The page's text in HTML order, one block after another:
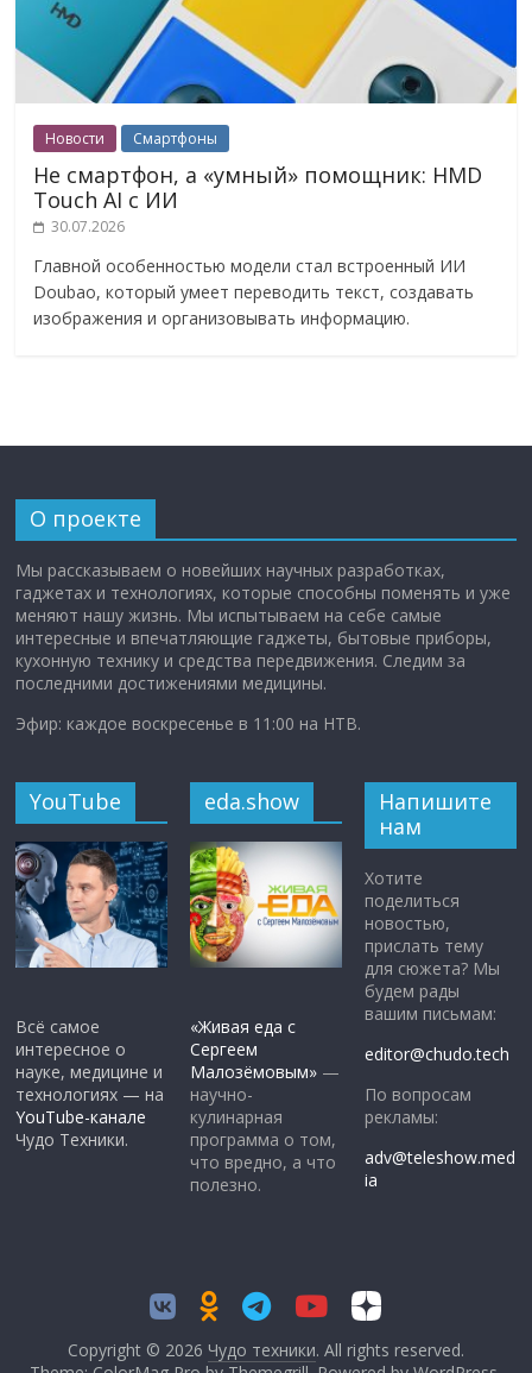
Новости Смартфоны
Не смартфон, а «умный» помощник: HMD
Touch AI с ИИ
30.07.2026
Главной особенностью модели стал встроенный ИИ
Doubao, который умеет переводить текст, создавать
изображения и организовывать информацию.
О проекте
Мы рассказываем о новейших научных разработках,
гаджетах и технологиях, которые способны поменять и уже
меняют нашу жизнь. Мы испытываем на себе самые
интересные и впечатляющие гаджеты, бытовые приборы,
кухонную технику и средства передвижения. Следим за
последними достижениями медицины.
Эфир: каждое воскресенье в 11:00 на НТВ.
YouTube
Всё самое
интересное о
науке, медицине и
технологиях — на
YouTube-канале
Чудо Техники.
eda.show
«Живая еда с
Сергеем
Малозёмовым» —
научно-
кулинарная
программа о том,
что вредно, а что
полезно.
Напишите
нам
Хотите
поделиться
новостью,
прислать тему
для сюжета? Мы
будем рады
вашим письмам:
editor@chudo.tech
По вопросам
рекламы:
adv@teleshow.med
ia
Copyright © 2026 Чудо техники. All rights reserved.